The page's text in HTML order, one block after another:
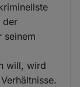
der
seinem
will, wird